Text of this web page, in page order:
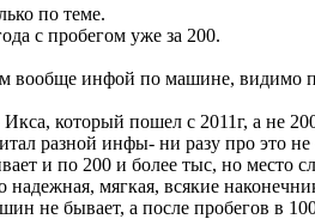
по теме.
с пробегом уже за 200.
вообще инфой по машине, видимо
который пошел с 2011г, а не
разной инфы- ни разу про это
и по 200 и более тыс, но место
мягкая, всякие
не бывает, а после пробегов в